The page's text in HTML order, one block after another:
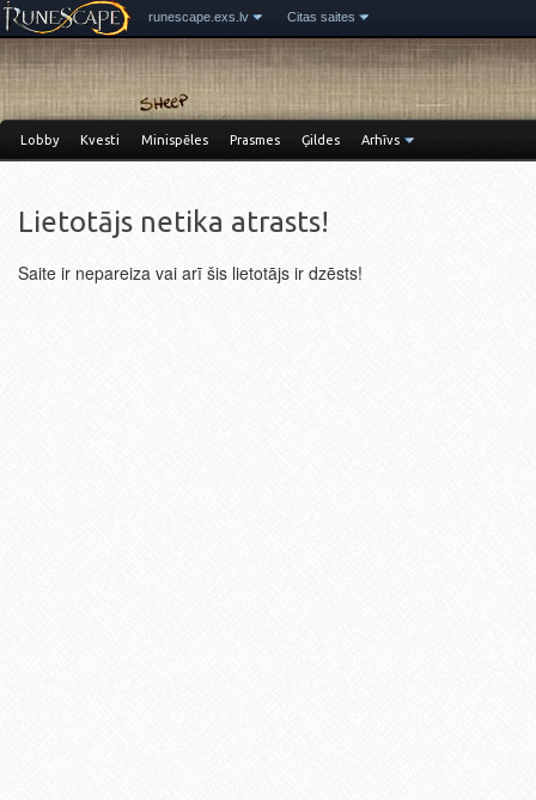
runescape.exs.lv Citas saites
Lobby Kvesti Minispēles Prasmes Ģildes Arhīvs
Lietotājs netika atrasts!
Saite ir nepareiza vai arī šis lietotājs ir dzēsts!